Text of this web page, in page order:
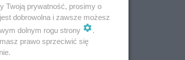
Twoją prywatność, prosimy o
dobrowolna i zawsze możesz
dolnym rogu strony
.
prawo sprzeciwić się